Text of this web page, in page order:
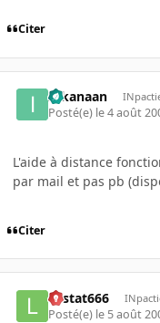
Citer
Iokanaan
Posté(e) le 4 août
L'aide à distance
par mail et pas pb
Citer
Lestat666
Posté(e) le 5 août